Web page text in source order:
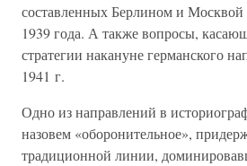
составленных Берлином и Москвой
1939 года. А также вопросы,
стратегии накануне германского
1941 г.
Одно из направлений в
назовем «оборонительное»,
традиционной линии,